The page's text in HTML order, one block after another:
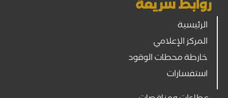
روابط سريعة
الرئيسية
المركز الإعلامي
خارطة محطات الوقود
استفسارات